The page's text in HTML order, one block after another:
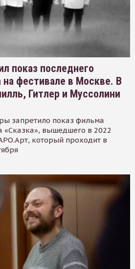
показ последнего
фестивале в Москве. В
Гитлер и Муссолини
запретило показ фильма
«Сказка», вышедшего в 2022
который проходит в